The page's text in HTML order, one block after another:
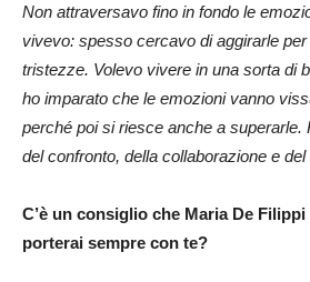
Non attraversavo fino in fondo le
vivevo: spesso cercavo di aggirarle
tristezze. Volevo vivere in una sorta di
ho imparato che le emozioni vanno
perché poi si riesce anche a superarle.
del confronto, della collaborazione e
C’è un consiglio che Maria De
porterai sempre con te?